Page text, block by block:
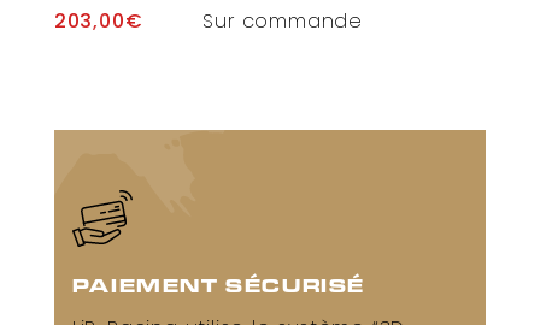
203,00€ Sur commande
PAIEMENT SÉCURISÉ